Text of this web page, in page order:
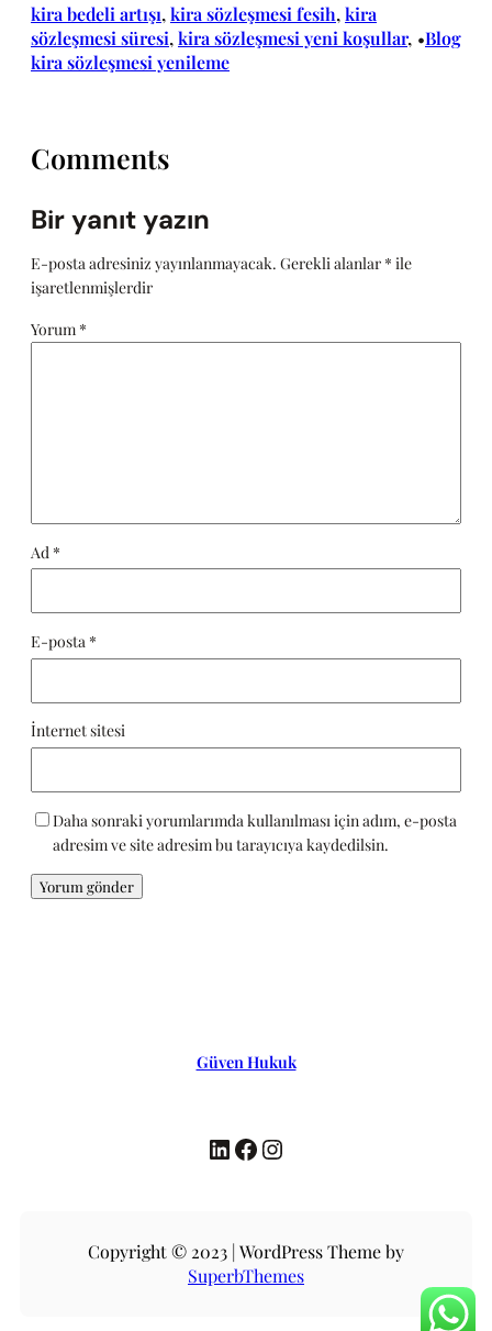
kira bedeli artışı, kira sözleşmesi fesih, kira
sözleşmesi süresi, kira sözleşmesi yeni koşullar
kira sözleşmesi yenileme
•Blog
Comments
Bir yanıt yazın
E-posta adresiniz yayınlanmayacak. Gerekli alanlar * ile
işaretlenmişlerdir
Yorum *
Ad *
E-posta *
İnternet sitesi
Daha sonraki yorumlarımda kullanılması için adım, e-posta
adresim ve site adresim bu tarayıcıya kaydedilsin.
Güven Hukuk
LinkedIn Facebook Instagram
Copyright © 2023 | WordPress Theme by
SuperbThemes